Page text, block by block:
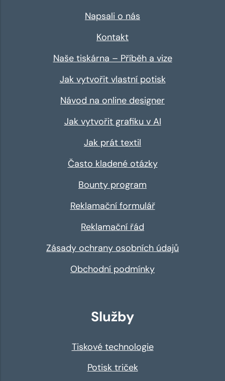
Napsali o nás
Kontakt
Naše tiskárna – Příběh a vize
Jak vytvořit vlastní potisk
Návod na online designer
Jak vytvořit grafiku v AI
Jak prát textil
Často kladené otázky
Bounty program
Reklamační formulář
Reklamační řád
Zásady ochrany osobních údajů
Obchodní podmínky
Služby
Tiskové technologie
Potisk triček